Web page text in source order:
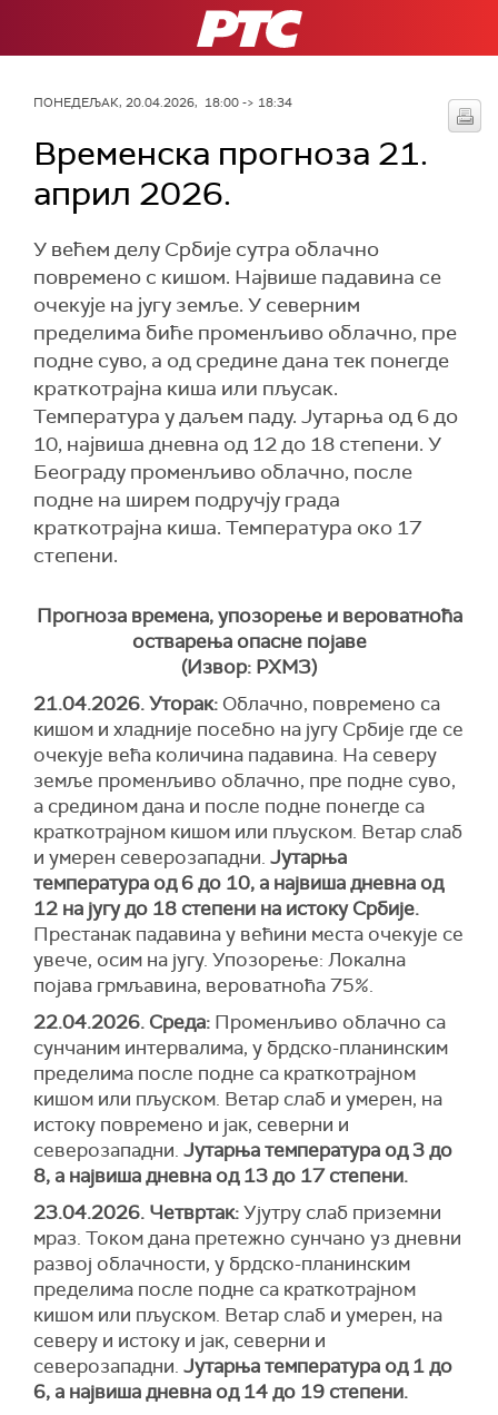
РТС
ПОНЕДЕЉАК, 20.04.2026, 18:00 -> 18:34
Временска прогноза 21.
април 2026.
У већем делу Србије сутра облачно
повремено с кишом. Највише падавина се
очекује на југу земље. У северним
пределима биће променљиво облачно, пре
подне суво, а од средине дана тек понегде
краткотрајна киша или пљусак.
Температура у даљем паду. Јутарња од 6 до
10, највиша дневна од 12 до 18 степени. У
Београду променљиво облачно, после
подне на ширем подручју града
краткотрајна киша. Температура око 17
степени.
Прогноза времена, упозорење и вероватноћа
остварења опасне појаве
(Извор: РХМЗ)
21.04.2026. Уторак: Облачно, повремено са
кишом и хладније посебно на југу Србије где се
очекује већа количина падавина. На северу
земље променљиво облачно, пре подне суво,
а средином дана и после подне понегде са
краткотрајном кишом или пљуском. Ветар слаб
и умерен северозападни. Јутарња
температура од 6 до 10, а највиша дневна од
12 на југу до 18 степени на истоку Србије.
Престанак падавина у већини места очекује се
увече, осим на југу. Упозорење: Локална
појава грмљавина, вероватноћа75%.
22.04.2026. Среда: Променљиво облачно са
сунчаним интервалима, у брдско-планинским
пределима после подне са краткотрајном
кишом или пљуском. Ветар слаб и умерен, на
истоку повремено и јак, северни и
северозападни. Јутарња температура од 3 до
8, а највиша дневна од 13 до 17 степени.
23.04.2026. Четвртак:Ујутру слаб приземни
мраз. Током дана претежно сунчано уз дневни
развој облачности, у брдско-планинским
пределима после подне са краткотрајном
кишом или пљуском. Ветар слаб и умерен, на
северу и истоку и јак, северни и
северозападни. Јутарња температура од 1 до
6, а највиша дневна од 14 до 19 степени.